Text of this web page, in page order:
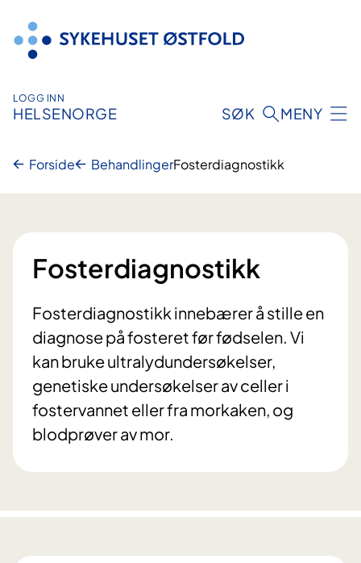
innhold
LOGG INN
HELSENORGE SØK MENY
Forside BehandlingerFosterdiagnostikk
Fosterdiagnostikk
Fosterdiagnostikk innebærer å stille en
diagnose på fosteret før fødselen. Vi
kan bruke ultralydundersøkelser,
genetiske undersøkelser av celler i
fostervannet eller fra morkaken, og
blodprøver av mor.